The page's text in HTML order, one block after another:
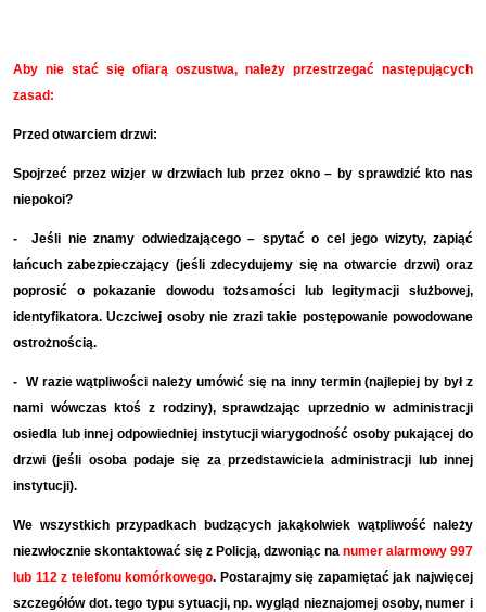
Aby nie stać się ofiarą oszustwa, należy przestrzegać następujących
zasad:
Przed otwarciem drzwi:
Spojrzeć przez wizjer w drzwiach lub przez okno – by sprawdzić kto nas
niepokoi?
- Jeśli nie znamy odwiedzającego – spytać o cel jego wizyty, zapiąć
łańcuch zabezpieczający (jeśli zdecydujemy się na otwarcie drzwi) oraz
poprosić o pokazanie dowodu tożsamości lub legitymacji służbowej,
identyfikatora. Uczciwej osoby nie zrazi takie postępowanie powodowane
ostrożnością.
- W razie wątpliwości należy umówić się na inny termin (najlepiej by był z
nami wówczas ktoś z rodziny), sprawdzając uprzednio w administracji
osiedla lub innej odpowiedniej instytucji wiarygodność osoby pukającej do
drzwi (jeśli osoba podaje się za przedstawiciela administracji lub innej
instytucji).
We wszystkich przypadkach budzących jakąkolwiek wątpliwość należy
niezwłocznie skontaktować się z Policją, dzwoniąc na numer alarmowy 997
lub 112 z telefonu komórkowego. Postarajmy się zapamiętać jak najwięcej
szczegółów dot. tego typu sytuacji, np. wygląd nieznajomej osoby, numer i